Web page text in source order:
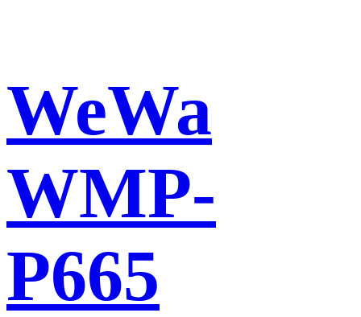
WeWa
WMP-
P665